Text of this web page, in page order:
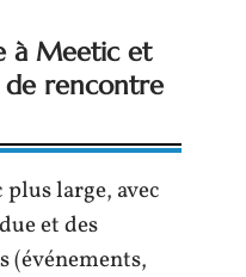
à Meetic et
de rencontre
large, avec
et des
(événements,